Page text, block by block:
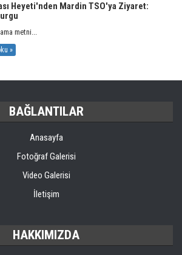
Heyeti'nden Mardin TSO'ya Ziyaret:
metni...
»
BAĞLANTILAR
Anasayfa
Fotoğraf Galerisi
Video Galerisi
İletişim
HAKKIMIZDA